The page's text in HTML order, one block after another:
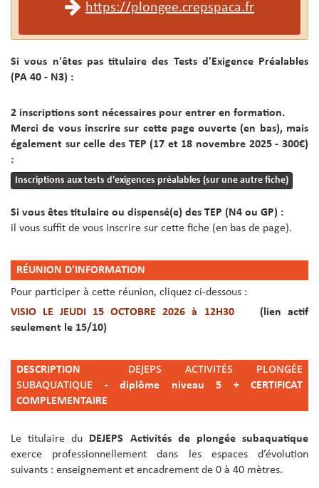
https://plongee.crepspaca.fr
Si vous n'êtes pas titulaire des Tests d'Exigence Préalables
(PA 40 - N3) :
2 inscriptions sont nécessaires pour entrer en formation.
Merci de vous inscrire sur cette page ouverte (en bas), mais
également sur celle des TEP (17 et 18 novembre 2025 - 300€)
:
Inscriptions aux tests d'exigences préalables (sur une autre fiche)
Si vous êtes titulaire ou dispensé(e) des TEP (N4 ou GP) :
il vous suffit de vous inscrire sur cette fiche (en bas de page).
RÉUNION D'INFORMATION
Pour participer à cette réunion, cliquez ci-dessous :
VISIO LE JEUDI 15 OCTOBRE 2026 à 12H30
(lien actif
seulement le 15/10)
DESCRIPTION DEJEPS ACTIVITÉS PLONGÉE
SUBAQUATIQUE
- diplôme niveau 5 + CERTIFICAT
COMPLEMENTAIRE
Le titulaire du
DEJEPS Activités de plongée subaquatique
exerce professionnellement dans les espaces d’évolution
suivants : enseignement et encadrement de 0 à 40 mètres.